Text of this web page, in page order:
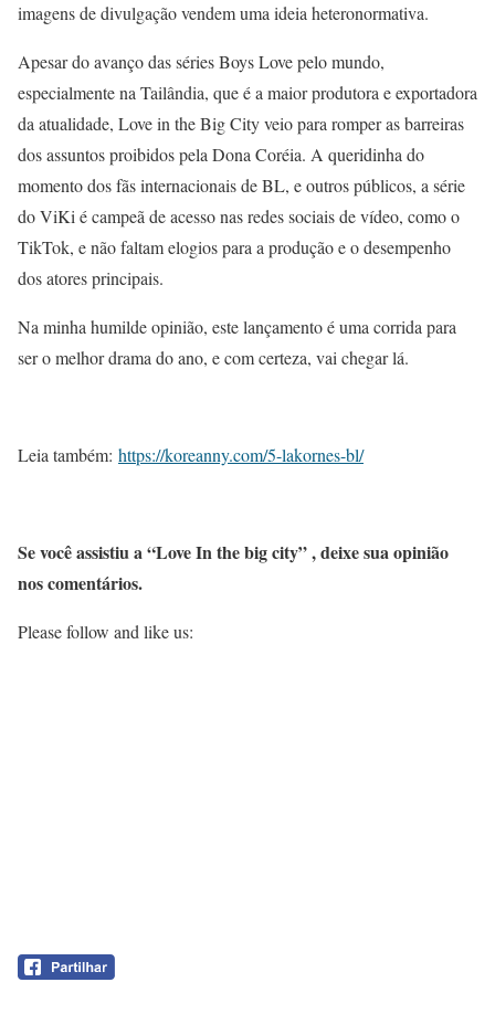
imagens de divulgação vendem uma ideia heteronormativa.
Apesar do avanço das séries Boys Love pelo mundo,
especialmente na Tailândia, que é a maior produtora e exportadora
da atualidade, Love in the Big City veio para romper as barreiras
dos assuntos proibidos pela Dona Coréia. A queridinha do
momento dos fãs internacionais de BL, e outros públicos, a série
do ViKi é campeã de acesso nas redes sociais de vídeo, como o
TikTok, e não faltam elogios para a produção e o desempenho
dos atores principais.
Na minha humilde opinião, este lançamento é uma corrida para
ser o melhor drama do ano, e com certeza, vai chegar lá.
Leia também: https://koreanny.com/5-lakornes-bl/
Se você assistiu a “Love In the big city” , deixe sua opinião
nos comentários.
Please follow and like us: